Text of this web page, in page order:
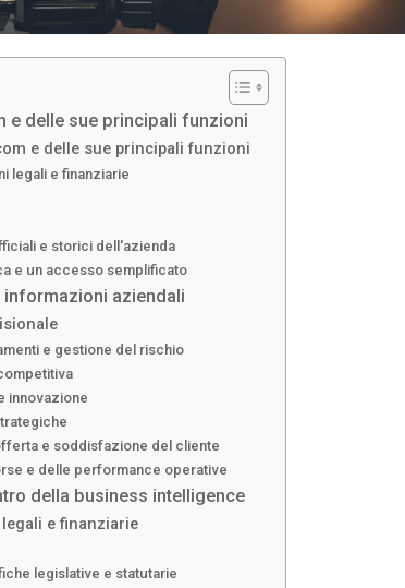
e delle sue principali funzioni
e delle sue principali funzioni
legali e finanziarie
e storici dell'azienda
e un accesso semplificato
aziendali
e gestione del rischio
innovazione
e soddisfazione del cliente
e delle performance operative
della business intelligence
e finanziarie
legislative e statutarie